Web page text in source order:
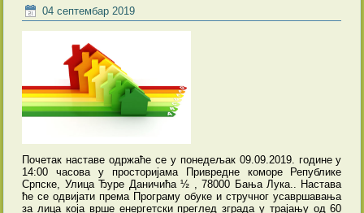
04 септембар 2019
Почетак наставе одржаће се у понедељак 09.09.2019. године у
14:00 часова у просторијама Привредне коморе Републике
Српске, Улица Ђуре Даничића ½ , 78000 Бања Лука.. Настава
ће се одвијати према Програму обуке и стручног усавршавања
за лица која врше енергетски преглед зграда у трајању од 60